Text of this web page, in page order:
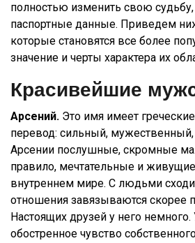
полностью изменить свою
паспортные данные. Приведем
которые становятся все более
значение и черты характера их
Красивейшие
Арсений. Это имя имеет
перевод: сильный,
Арсении послушные, скромные
правило, мечтательные и
внутреннем мире. С людьми
отношения завязываются скорее
Настоящих друзей у него
обостренное чувство